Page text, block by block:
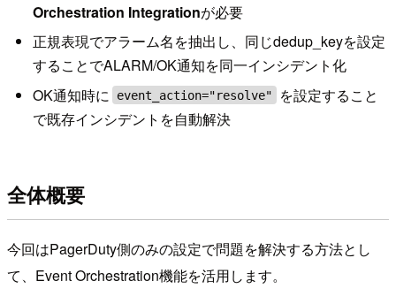
Orchestration Integrationが必要
正規表現でアラーム名を抽出し、同じdedup_keyを設定
することでALARM/OK通知を同一インシデント化
OK通知時に
event_action="resolve"
を設定すること
で既存インシデントを自動解決
全体概要
今回はPagerDuty側のみの設定で問題を解決する方法とし
て、Event Orchestration機能を活用します。